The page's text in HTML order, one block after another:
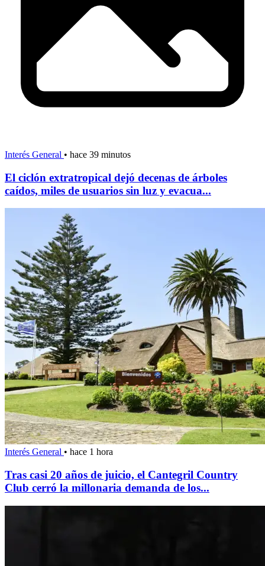
Interés General • hace 39 minutos
El ciclón extratropical dejó decenas de árboles
caídos, miles de usuarios sin luz y evacua...
Interés General • hace 1 hora
Tras casi 20 años de juicio, el Cantegril Country
Club cerró la millonaria demanda de los...